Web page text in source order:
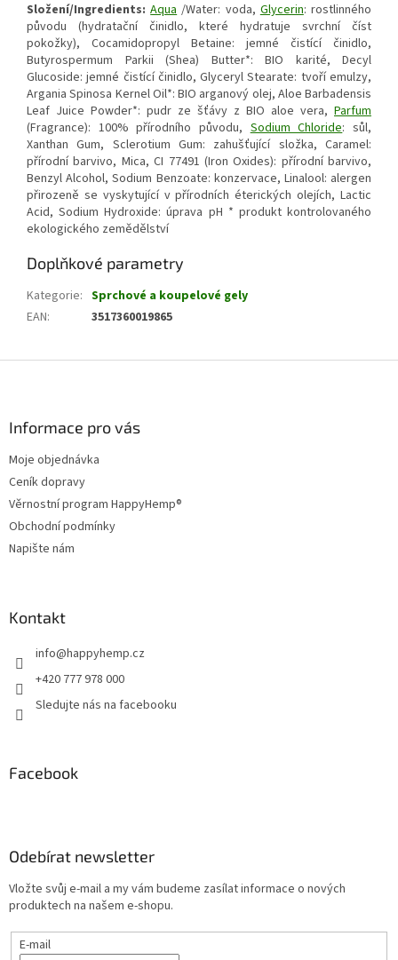
Složení/Ingredients: Aqua/Water: voda,Glycerin: rostlinného
původu (hydratační činidlo, které hydratuje svrchní číst
pokožky), Cocamidopropyl Betaine: jemné čistící činidlo,
Butyrospermum Parkii (Shea) Butter*: BIO karité, Decyl
Glucoside: jemné čistící činidlo, Glyceryl Stearate: tvoří emulzy,
Argania Spinosa Kernel Oil*: BIO arganový olej, Aloe Barbadensis
Leaf Juice Powder*: pudr ze šťávy z BIO aloe vera, Parfum
(Fragrance): 100% přírodního původu,Sodium Chloride: sůl,
Xanthan Gum, Sclerotium Gum: zahušťující složka, Caramel:
přírodní barvivo, Mica, CI 77491 (Iron Oxides): přírodní barvivo,
Benzyl Alcohol, Sodium Benzoate: konzervace, Linalool: alergen
přirozeně se vyskytující v přírodních éterických olejích, Lactic
Acid, Sodium Hydroxide: úprava pH * produkt kontrolovaného
ekologického zemědělství
Doplňkové parametry
Kategorie: Sprchové a koupelové gely
EAN: 3517360019865
Informace pro vás
Moje objednávka
Ceník dopravy
Věrnostní program HappyHemp®
Obchodní podmínky
Napište nám
Kontakt
info@happyhemp.cz
+420 777 978 000
Sledujte nás na facebooku
Facebook
Odebírat newsletter
Vložte svůj e-mail a my vám budeme zasílat informace o nových
produktech na našem e-shopu.
E-mail